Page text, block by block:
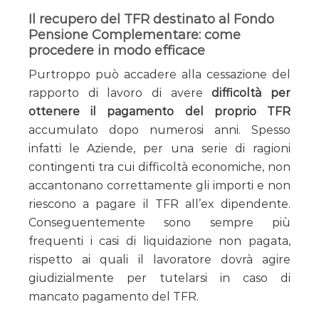
Il recupero del TFR destinato al Fondo
Pensione Complementare: come
procedere in modo efficace
Purtroppo può accadere alla cessazione del
rapporto di lavoro di averedifficoltà per
ottenere il pagamento del proprio TFR
accumulato dopo numerosi anni. Spesso
infatti le Aziende, per una serie di ragioni
contingenti tra cui difficoltà economiche, non
accantonano correttamente gli importi e non
riescono a pagare il TFR all’ex dipendente.
Conseguentemente sono sempre più
frequenti i casi di liquidazione non pagata,
rispetto ai quali il lavoratore dovrà agire
giudizialmente per tutelarsi in caso di
mancato pagamento del TFR.